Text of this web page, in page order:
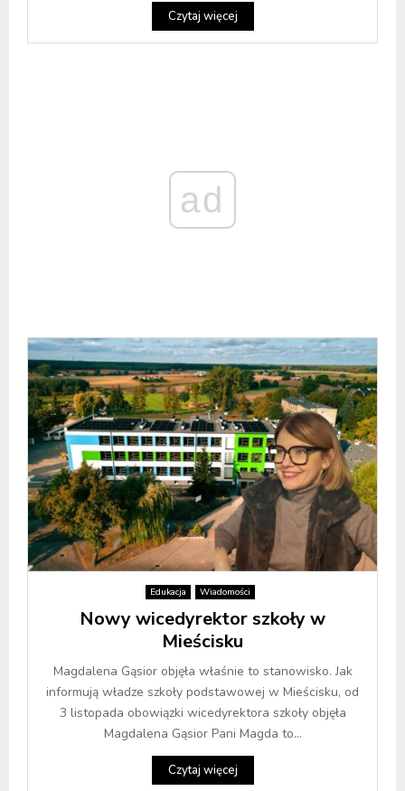
Czytaj więcej
ad
Edukacja Wiadomości
Nowy wicedyrektor szkoły w
Mieścisku
Magdalena Gąsior objęła właśnie to stanowisko. Jak
informują władze szkoły podstawowej w Mieścisku, od
3 listopada obowiązki wicedyrektora szkoły objęła
Magdalena Gąsior Pani Magda to...
Czytaj więcej